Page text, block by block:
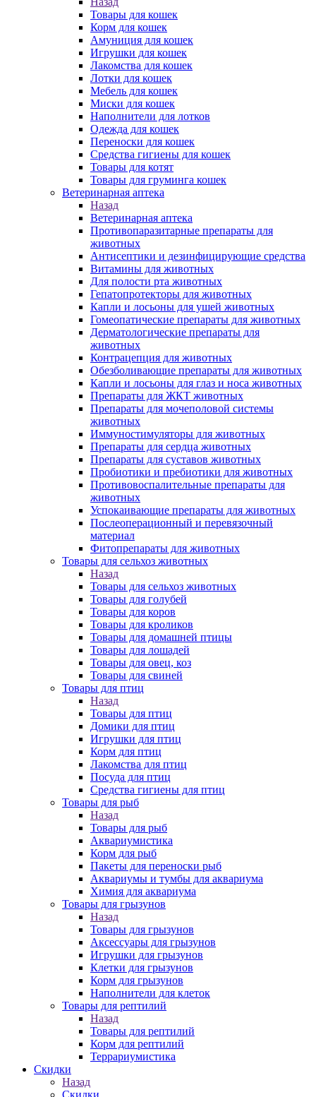
Товары для кошек
Корм для кошек
Амуниция для кошек
Игрушки для кошек
Лакомства для кошек
Лотки для кошек
Мебель для кошек
Миски для кошек
Наполнители для лотков
Одежда для кошек
Переноски для кошек
Средства гигиены для кошек
Товары для котят
Товары для груминга кошек
Ветеринарная аптека
Назад
Ветеринарная аптека
Противопаразитарные препараты для
животных
Антисептики и дезинфицирующие средства
Витамины для животных
Для полости рта животных
Гепатопротекторы для животных
Капли и лосьоны для ушей животных
Гомеопатические препараты для животных
Дерматологические препараты для
животных
Контрацепция для животных
Обезболивающие препараты для животных
Капли и лосьоны для глаз и носа животных
Препараты для ЖКТ животных
Препараты для мочеполовой системы
животных
Иммуностимуляторы для животных
Препараты для сердца животных
Препараты для суставов животных
Пробиотики и пребиотики для животных
Противовоспалительные препараты для
животных
Успокаивающие препараты для животных
Послеоперационный и перевязочный
материал
Фитопрепараты для животных
Товары для сельхоз животных
Назад
Товары для сельхоз животных
Товары для голубей
Товары для коров
Товары для кроликов
Товары для домашней птицы
Товары для лошадей
Товары для овец, коз
Товары для свиней
Товары для птиц
Назад
Товары для птиц
Домики для птиц
Игрушки для птиц
Корм для птиц
Лакомства для птиц
Посуда для птиц
Средства гигиены для птиц
Товары для рыб
Назад
Товары для рыб
Аквариумистика
Корм для рыб
Пакеты для переноски рыб
Аквариумы и тумбы для аквариума
Химия для аквариума
Товары для грызунов
Назад
Товары для грызунов
Аксессуары для грызунов
Игрушки для грызунов
Клетки для грызунов
Корм для грызунов
Наполнители для клеток
Товары для рептилий
Назад
Товары для рептилий
Корм для рептилий
Террариумистика
Скидки
Назад
Скидки